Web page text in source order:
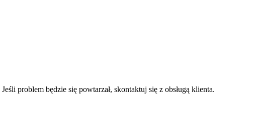
problem będzie się powtarzał, skontaktuj się z obsługą klienta.